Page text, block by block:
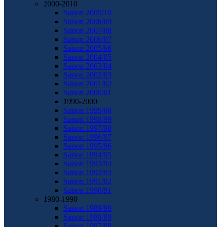
2000-2010
Saison 2009/10
Saison 2008/09
Saison 2007/08
Saison 2006/07
Saison 2005/06
Saison 2004/05
Saison 2003/04
Saison 2002/03
Saison 2001/02
Saison 2000/01
1990-2000
Saison 1999/00
Saison 1998/99
Saison 1997/98
Saison 1996/97
Saison 1995/96
Saison 1994/95
Saison 1993/94
Saison 1992/93
Saison 1991/92
Saison 1990/91
1980-1990
Saison 1989/90
Saison 1988/89